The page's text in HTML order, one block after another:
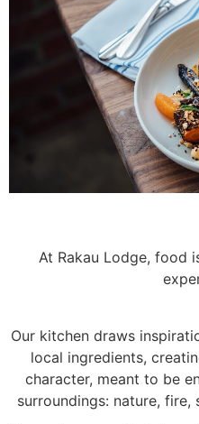
At Rakau Lodge, food
Our kitchen draws
local ingredients,
character, meant to be
surroundings: nature, fire,